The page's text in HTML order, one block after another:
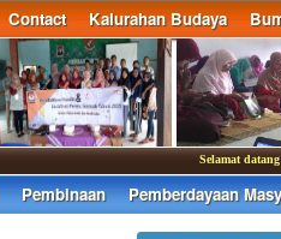
Contact Kalurahan Budaya
Selamat datang
Pembinaan Pemberdayaan